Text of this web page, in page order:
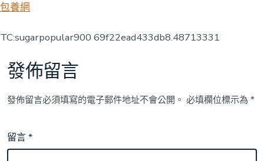
包養網
TC:sugarpopular900 69f22ead433db8.48713331
發佈留言
發佈留言必須填寫的電子郵件地址不會公開。 必填欄位標示為*
留言*